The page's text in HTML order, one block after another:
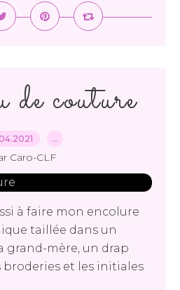
couture
…
Caro-CLF
à faire mon encolure
taillée dans un
grand-mère, un drap
broderies et les initiales